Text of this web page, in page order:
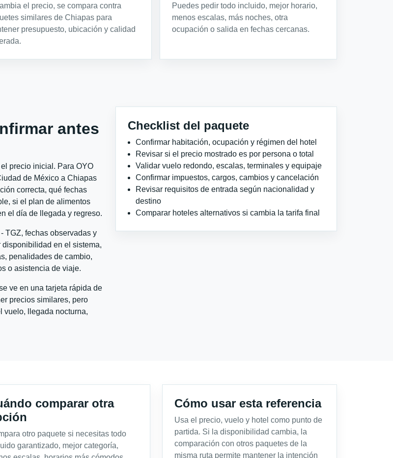
el precio, se compara contra
similares de Chiapas para
presupuesto, ubicación y calidad
Puedes pedir todo incluido, mejor horario,
menos escalas, más noches, otra
ocupación o salida en fechas cercanas.
antes
precio inicial. Para OYO
de México a Chiapas
correcta, qué fechas
si el plan de alimentos
el día de llegada y regreso.
TGZ, fechas observadas y
disponibilidad en el sistema,
penalidades de cambio,
o asistencia de viaje.
ve en una tarjeta rápida de
precios similares, pero
vuelo, llegada nocturna,
Checklist del paquete
Confirmar habitación, ocupación y régimen del hotel
Revisar si el precio mostrado es por persona o total
Validar vuelo redondo, escalas, terminales y equipaje
Confirmar impuestos, cargos, cambios y cancelación
Revisar requisitos de entrada según nacionalidad y
destino
Comparar hoteles alternativos si cambia la tarifa final
comparar otra
otro paquete si necesitas todo
garantizado, mejor categoría,
Cómo usar esta referencia
Usa el precio, vuelo y hotel como punto de
partida. Si la disponibilidad cambia, la
comparación con otros paquetes de la
misma ruta permite mantener la intención